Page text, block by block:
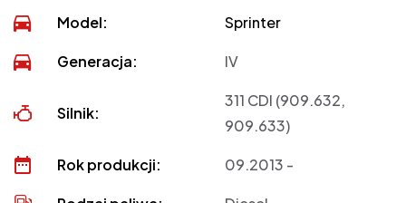
Model: Sprinter
Generacja: IV
Silnik:
311 CDI (909.632,
909.633)
Rok produkcji: 09.2013 -